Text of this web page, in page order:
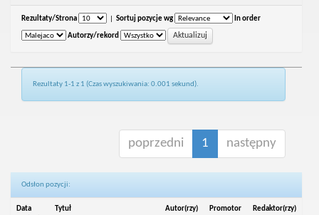
Rezultaty/Strona Sortuj pozycje wg In order
Autorzy/rekord
Rezultaty 1-1 z 1 (Czas wyszukiwania: 0.001 sekund).
poprzedni 1 następny
Odsłon pozycji:
Data
Tytuł Autor(rzy) Promotor Redaktor(rzy)